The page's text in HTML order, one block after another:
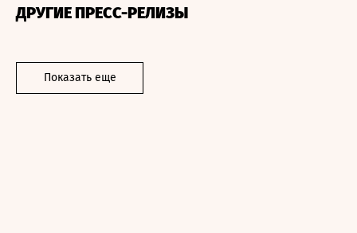
ДРУГИЕ ПРЕСС-РЕЛИЗЫ
Показать еще